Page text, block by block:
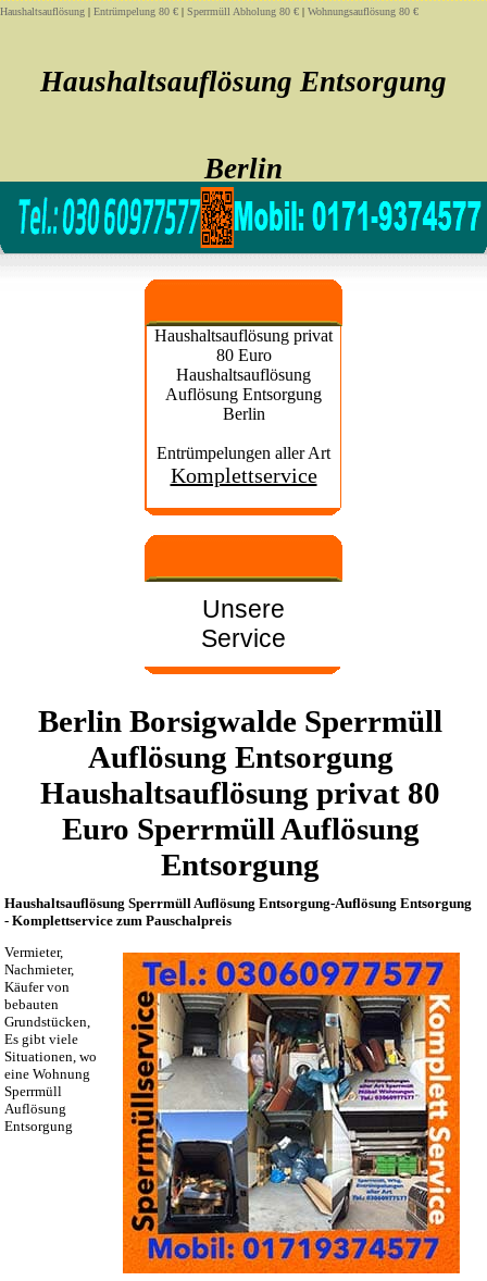
Haushaltsauflösung | Entrümpelung 80 € | Sperrmüll Abholung 80 € | Wohnungsauflösung 80 €
Haushaltsauflösung Entsorgung
Berlin
Sofort noch heute Haushaltsauflösung privat 80 Euro Entsorgung
Haushaltsauflösung privat
80 Euro
Haushaltsauflösung
Auflösung Entsorgung
Berlin
Entrümpelungen aller Art
Komplettservice
Unsere
Service
Berlin Borsigwalde Sperrmüll
Auflösung Entsorgung
Haushaltsauflösung privat 80
Euro Sperrmüll Auflösung
Entsorgung
Haushaltsauflösung Sperrmüll Auflösung Entsorgung-Auflösung Entsorgung
- Komplettservice zum Pauschalpreis
Vermieter,
Nachmieter,
Käufer von
bebauten
Grundstücken,
Es gibt viele
Situationen, wo
eine Wohnung
Sperrmüll
Auflösung
Entsorgung